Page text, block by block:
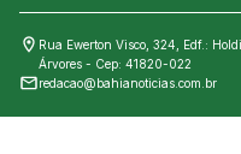
Rua Ewerton Visco, 324, Edf.:
Árvores - Cep: 41820-022
redacao@bahianoticias.com.br